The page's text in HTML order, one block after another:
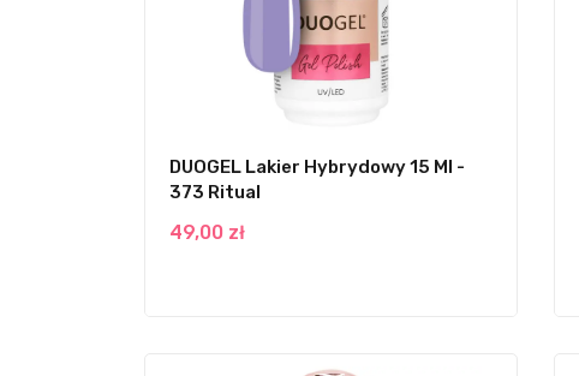
DUOGEL Lakier Hybrydowy 15 Ml -
373 Ritual
49,00 zł